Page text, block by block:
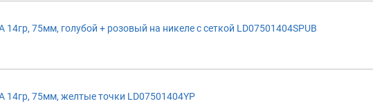
75мм, голубой + розовый на никеле с сеткой LD07501404SPUB
75мм, желтые точки LD07501404YP